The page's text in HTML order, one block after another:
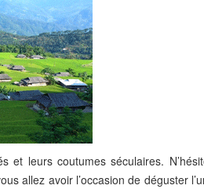
et leurs coutumes séculaires.
allez avoir l’occasion de déguster